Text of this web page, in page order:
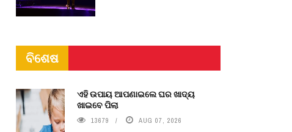
ବିଶେଷ
ଏହି ଉପାୟ ଆପଣାଇଲେ ଘର ଖାଦ୍ୟ
ଖାଇବେ ପିଲା
13679 AUG 07, 2026